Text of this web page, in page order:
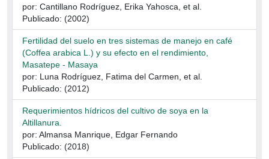
por: Cantillano Rodríguez, Erika Yahosca, et al.
Publicado: (2002)
Fertilidad del suelo en tres sistemas de manejo en café
(Coffea arabica L.) y su efecto en el rendimiento,
Masatepe - Masaya
por: Luna Rodríguez, Fatima del Carmen, et al.
Publicado: (2012)
Requerimientos hídricos del cultivo de soya en la
Altillanura.
por: Almansa Manrique, Edgar Fernando
Publicado: (2018)